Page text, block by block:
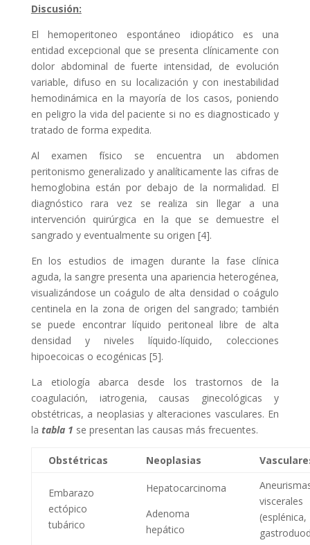
Discusión:
El hemoperitoneo espontáneo idiopático es una
entidad excepcional que se presenta clínicamente con
dolor abdominal de fuerte intensidad, de evolución
variable, difuso en su localización y con inestabilidad
hemodinámica en la mayoría de los casos, poniendo
en peligro la vida del paciente si no es diagnosticado y
tratado de forma expedita.
Al examen físico se encuentra un abdomen
peritonismo generalizado y analíticamente las cifras de
hemoglobina están por debajo de la normalidad. El
diagnóstico rara vez se realiza sin llegar a una
intervención quirúrgica en la que se demuestre el
sangrado y eventualmente su origen [4].
En los estudios de imagen durante la fase clínica
aguda, la sangre presenta una apariencia heterogénea,
visualizándose un coágulo de alta densidad o coágulo
centinela en la zona de origen del sangrado; también
se puede encontrar líquido peritoneal libre de alta
densidad y niveles líquido-líquido, colecciones
hipoecoicas o ecogénicas [5].
La etiología abarca desde los trastornos de la
coagulación, iatrogenia, causas ginecológicas y
obstétricas, a neoplasias y alteraciones vasculares. En
la tabla 1 se presentan las causas más frecuentes.
Obstétricas Neoplasias
Embarazo
ectópico
tubárico
Hepatocarcinoma
Adenoma
hepático
viscerales
(esplénica,